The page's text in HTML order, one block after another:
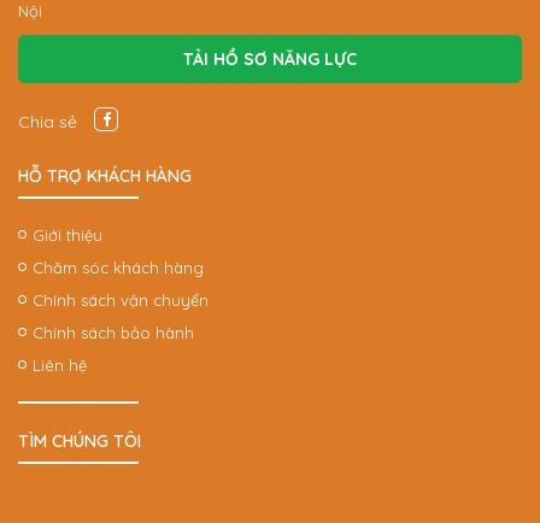
Nội
TẢI HỒ SƠ NĂNG LỰC
Chia sẻ
HỖ TRỢ KHÁCH HÀNG
Giới thiệu
Chăm sóc khách hàng
Chính sách vận chuyển
Chính sách bảo hành
Liên hệ
TÌM CHÚNG TÔI